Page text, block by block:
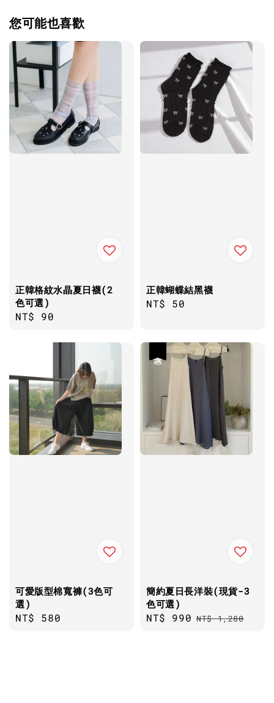
您可能也喜歡
正韓格紋水晶夏日襪(2
色可選)
Regular
NT$ 90
正韓蝴蝶結黑襪
Regular
NT$ 50
可愛版型棉寬褲(3色可
選)
Regular
NT$ 580
簡約夏日長洋裝(現貨-3
色可選)
Sale
NT$ 990 Regular
NT$ 1,280